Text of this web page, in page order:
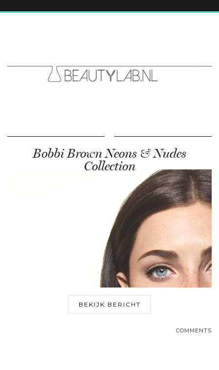
Bobbi Brown Neons & Nudes
Collection
BEKIJK BERICHT
COMMENTS